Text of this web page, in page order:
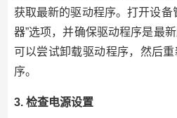
获取最新的驱动程序。打开设备
器”选项，并确保驱动程序是最
可以尝试卸载驱动程序，然后
序。
3. 检查电源设置